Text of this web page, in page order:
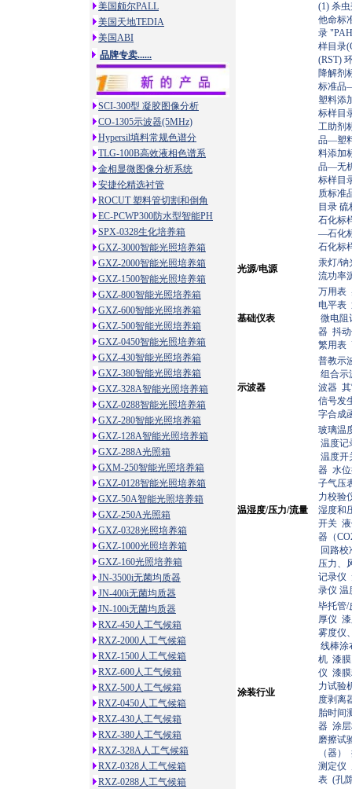
美国颇尔PALL
美国天地TEDIA
美国ABI
品牌专卖......
SCI-300型 凝胶图像分析
CO-1305示波器(5MHz)
Hypersil填料常规色谱分
TLG-100B高效液相色谱系
金相显微图像分析系统
安捷伦精选衬管
ROCUT 塑料管切割和倒角
EC-PCWP300防水型智能PH
SPX-0328生化培养箱
GXZ-3000智能光照培养箱
GXZ-2000智能光照培养箱
GXZ-1500智能光照培养箱
GXZ-800智能光照培养箱
GXZ-600智能光照培养箱
GXZ-500智能光照培养箱
GXZ-0450智能光照培养箱
GXZ-430智能光照培养箱
GXZ-380智能光照培养箱
GXZ-328A智能光照培养箱
GXZ-0288智能光照培养箱
GXZ-280智能光照培养箱
GXZ-128A智能光照培养箱
GXZ-288A光照箱
GXM-250智能光照培养箱
GXZ-0128智能光照培养箱
GXZ-50A智能光照培养箱
GXZ-250A光照箱
GXZ-0328光照培养箱
GXZ-1000光照培养箱
GXZ-160光照培养箱
JN-3500i无菌均质器
JN-400i无菌均质器
JN-100i无菌均质器
RXZ-450人工气候箱
RXZ-2000人工气候箱
RXZ-1500人工气候箱
RXZ-600人工气候箱
RXZ-500人工气候箱
RXZ-0450人工气候箱
RXZ-430人工气候箱
RXZ-380人工气候箱
RXZ-328A人工气候箱
RXZ-0328人工气候箱
RXZ-0288人工气候箱
(1) 杀
他命标
录
样目录
(RST)
降解剂
标准品
塑料添
标样目
工助剂
品—塑
料添加
品—无
标样目
质标准
目录 硫
石化标
—石化
石化标
光源/电源
汞灯/钠
流功率
基础仪表
万用表
电平表
微电
器 抖
繁用表
示波器
普教示
组合
波器
信号发
字合成
温湿度/压力/流量
玻璃温
温度
温度
器 水
子气压
力校验
湿度和
开关
器（
回路
压力、
记录仪
录仪 温
涂装行业
毕托管
厚仪
雾度仪
线棒涂
机 漆
仪 漆
力试验
度剥离
胎时间
器 涂
磨擦试
（器）
测定仪
表 (孔